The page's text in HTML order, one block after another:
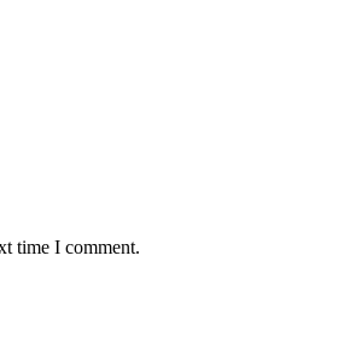
time I comment.